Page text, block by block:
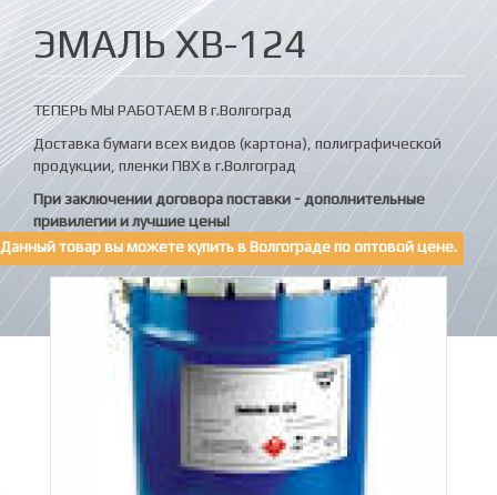
ЭМАЛЬ ХВ-124
ТЕПЕРЬ МЫ РАБОТАЕМ В г.Волгоград
Доставка бумаги всех видов (картона), полиграфической
продукции, пленки ПВХ в г.Волгоград
При заключении договора поставки - дополнительные
привилегии и лучшие цены!
Данный товар вы можете купить в Волгограде по оптовой цене.